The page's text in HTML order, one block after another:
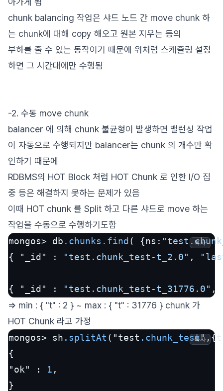
chunk balancing 작업은 샤드 노드 간 move chunk 하
는 chunk에 대해 copy 해오고 원본 지우는 등의
부하를 줄 수 있는 동작이기 때문에 위처럼 스케쥴링 설정
하면 그 시간대에만 수행됨
-2. 수동 move chunk
balancer 에 의해 chunk 불균형이 발생하면 밸런싱 작업
이 자동으로 수행되지만 balancer는 chunk 의 개수만 확
인하기 때문에
RDBMS의 HOT Block 처럼 HOT Chunk 로 인한 I/O 집
중 등은 해결하지 못하는 문제가 있음
이때 HOT chunk 를 Split 하고 다른 샤드로 move 하는
작업을 수동으로 수행하기도함
mongos> db .chunks .find ( {ns:
{ "_id" :
"test.chunk_test-t_2.0" ,
{ "_id" : "test.chunk_test-t_31776.0" ,
복사
=> min : { "t" : 2 } ~ max : { "t" : 31776 } chunk 가
HOT Chunk 라고 가정
mongos> sh .splitAt ("test .chunk_test
{
"ok" : 1 ,
}
복사